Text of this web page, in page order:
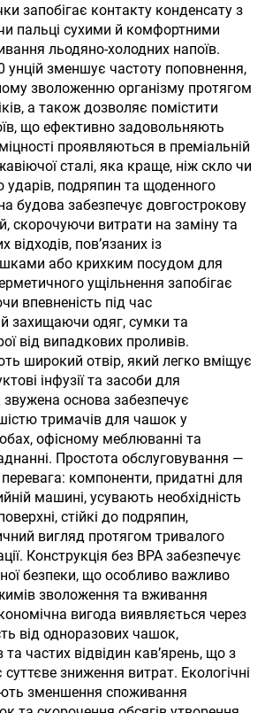
запобігає контакту конденсату з
пальці сухими й комфортними
льодяно-холодних напоїв.
унцій зменшує частоту поповнення,
зволоженню організму протягом
а також дозволяє помістити
що ефективно задовольняють
проявляються в преміальній
сталі, яка краще, ніж скло чи
ударів, подряпин та щоденного
будова забезпечує довгострокову
скорочуючи витрати на заміну та
відходів, пов’язаних із
або крихким посудом для
ущільнення запобігає
впевненість під час
захищаючи одяг, сумки та
від випадкових проливів.
широкий отвір, який легко вміщує
інфузії та засоби для
основа забезпечує
тримачів для чашок у
офісному меблюванні та
Простота обслуговування —
компоненти, придатні для
машині, усувають необхідність
стійкі до подряпин,
вигляд протягом тривалого
Конструкція без BPA забезпечує
безпеки, що особливо важливо
зволоження та вживання
вигода виявляється через
від одноразових чашок,
частих відвідин кав’ярень, що з
зниження витрат. Екологічні
зменшення споживання